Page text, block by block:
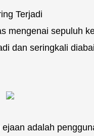
Terjadi
mengenai sepuluh
dan seringkali
adalah